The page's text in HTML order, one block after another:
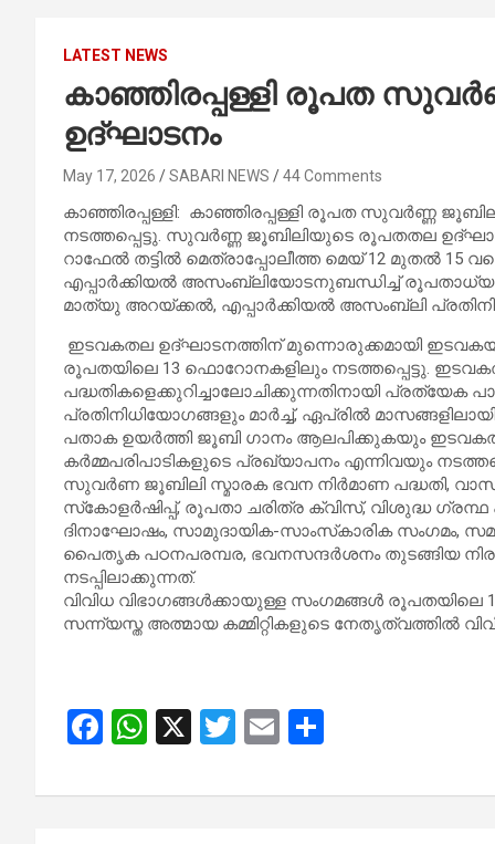
LATEST NEWS
കാഞ്ഞിരപ്പള്ളി രൂപത
ഉദ്ഘാടനം
May 17, 2026 SABARI NEWS 44 Comments
കാഞ്ഞിരപ്പള്ളി: കാഞ്ഞിരപ്പള്ളി രൂപത സുവർണ്ണ
നടത്തപ്പെട്ടു. സുവർണ്ണ ജൂബിലിയുടെ രൂപതതല
റാഫേൽ തട്ടിൽ മെത്രാപ്പോലീത്ത മെയ് 12 മുതൽ 15
എപ്പാർക്കിയൽ അസംബ്ലിയോടനുബന്ധിച്ച്
മാത്യു അറയ്ക്കൽ, എപ്പാർക്കിയൽ അസംബ്ലി
ഇടവകതല ഉദ്ഘാടനത്തിന് മുന്നൊരുക്കമായി
രൂപതയിലെ 13 ഫൊറോനകളിലും നടത്തപ്പെട്ടു.
പദ്ധതികളെക്കുറിച്ചാലോചിക്കുന്നതിനായി
പ്രതിനിധിയോഗങ്ങളും മാർച്ച്, ഏപ്രിൽ
പതാക ഉയർത്തി ജൂബി ഗാനം ആലപിക്കുകയും
കർമ്മപരിപാടികളുടെ പ്രഖ്യാപനം എന്നിവയും
സുവര്‍ണ ജൂബിലി സ്മാരക ഭവന നിര്‍മാണ പദ്ധതി,
സ്‌കോളര്‍ഷിപ്പ്, രൂപതാ ചരിത്ര ക്വിസ്, വിശുദ്ധ
ദിനാഘോഷം, സാമുദായിക-സാംസ്‌കാരിക സംഗമം,
പൈതൃക പഠനപരമ്പര, ഭവനസന്ദര്‍ശനം തുടങ്ങിയ
നടപ്പിലാക്കുന്നത്.
വിവിധ വിഭാഗങ്ങള്‍ക്കായുള്ള സംഗമങ്ങള്‍
സന്ന്യസ്ത അത്മായ കമ്മിറ്റികളുടെ നേതൃത്വത്തില്‍
F
ce
W
at
X
T
tt
E
ail ar